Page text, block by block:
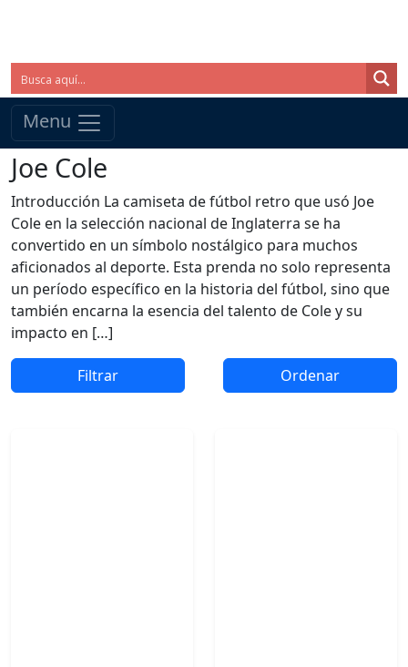
Menu
Joe Cole
Introducción La camiseta de fútbol retro que usó Joe
Cole en la selección nacional de Inglaterra se ha
convertido en un símbolo nostálgico para muchos
aficionados al deporte. Esta prenda no solo representa
un período específico en la historia del fútbol, sino que
también encarna la esencia del talento de Cole y su
impacto en […]
Filtrar Ordenar